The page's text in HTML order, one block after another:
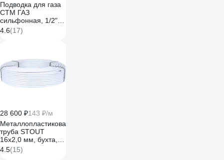
Подводка для газа
СТМ ГАЗ
сильфонная, 1/2",
гайка-гайка, 150 см
CGHF1215
4.6(17)
28 600 ₽143 ₽/м
Металлопластиковая
труба STOUT
16х2,0 мм, бухта,
200 м SPM-0001-
201620
4.5(15)